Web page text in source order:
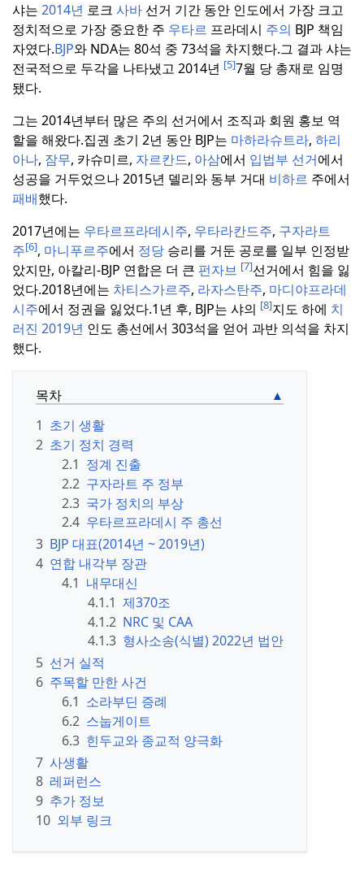
샤는 2014년 로크 사바 선거 기간 동안 인도에서 가장 크고
정치적으로 가장 중요한 주 우타르 프라데시 주의 BJP 책임
자였다.BJP와 NDA는 80석 중 73석을 차지했다.그 결과 샤는
전국적으로 두각을 나타냈고 2014년 [5]7월 당 총재로 임명
됐다.
그는 2014년부터 많은 주의 선거에서 조직과 회원 홍보 역
할을 해왔다.집권 초기 2년 동안 BJP는 마하라슈트라, 하리
아나, 잠무, 카슈미르, 자르칸드, 아삼에서 입법부 선거에서
성공을 거두었으나 2015년 델리와 동부 거대 비하르 주에서
패배했다.
2017년에는 우타르프라데시주, 우타라칸드주, 구자라트
주[6], 마니푸르주에서 정당 승리를 거둔 공로를 일부 인정받
았지만, 아칼리-BJP 연합은 더 큰 펀자브 [7]선거에서 힘을 잃
었다.2018년에는 차티스가르주, 라자스탄주, 마디야프라데
시주에서 정권을 잃었다.1년 후, BJP는 샤의 [8]지도 하에 치
러진 2019년 인도 총선에서 303석을 얻어 과반 의석을 차지
했다.
목차
1 초기 생활
2 초기 정치 경력
2.1 정계 진출
2.2 구자라트 주 정부
2.3 국가 정치의 부상
2.4 우타르프라데시 주 총선
3 BJP 대표(2014년 ~ 2019년)
4 연합 내각부 장관
4.1 내무대신
4.1.1 제370조
4.1.2 NRC 및 CAA
4.1.3 형사소송(식별) 2022년 법안
5 선거 실적
6 주목할 만한 사건
6.1 소라부딘 증례
6.2 스눕게이트
6.3 힌두교와 종교적 양극화
7 사생활
8 레퍼런스
9 추가 정보
10 외부 링크